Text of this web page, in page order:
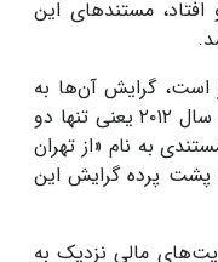
مستندهای این
است، گرایش آن‌ها به
سلطنت‌طلبان و خانواده پهلوی است. سال ۲۰۱۲ یعنی تنها دو
به نام «از تهران
پشت پرده گرایش این
مالی نزدیک به